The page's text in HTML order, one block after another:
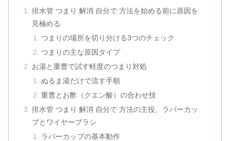
排水管 つまり 解消 自分で 方法を始める前に原因を
見極める
つまりの場所を切り分ける3つのチェック
つまりの主な原因タイプ
お湯と重曹で試す軽度のつまり対処
ぬるま湯だけで流す手順
重曹とお酢（クエン酸）の合わせ技
排水管 つまり 解消 自分で 方法の主役、ラバーカッ
プとワイヤーブラシ
ラバーカップの基本動作